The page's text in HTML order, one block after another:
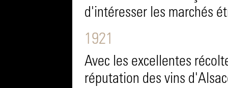
d'intéresser les marchés
1921
Avec les excellentes
réputation des vins